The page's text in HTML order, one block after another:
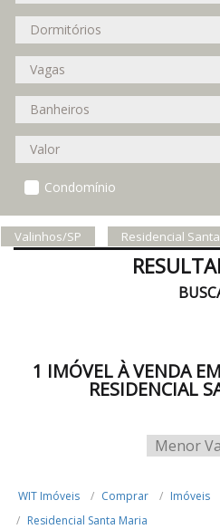
Condomínio
Valinhos/SP Residencial
1 IMÓVEL À VENDA
RESIDENCIAL
WIT Imóveis Comprar Imóveis
Residencial Santa Maria